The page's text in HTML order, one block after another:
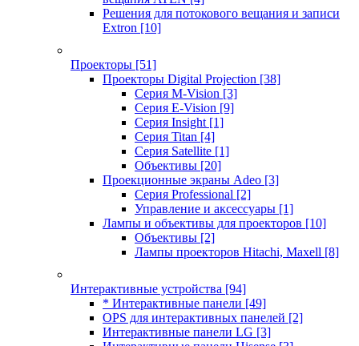
Решения для потокового вещания и записи
Extron [10]
Проекторы [51]
Проекторы Digital Projection [38]
Серия M-Vision [3]
Серия E-Vision [9]
Серия Insight [1]
Серия Titan [4]
Серия Satellite [1]
Объективы [20]
Проекционные экраны Adeo [3]
Серия Professional [2]
Управление и аксессуары [1]
Лампы и объективы для проекторов [10]
Объективы [2]
Лампы проекторов Hitachi, Maxell [8]
Интерактивные устройства [94]
* Интерактивные панели [49]
OPS для интерактивных панелей [2]
Интерактивные панели LG [3]